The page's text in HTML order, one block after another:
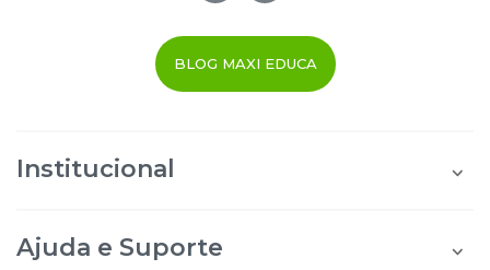
BLOG MAXI EDUCA
Institucional
Área do Afiliado
Ajuda e Suporte